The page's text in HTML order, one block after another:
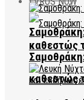
καθεστώς
καθεστώς